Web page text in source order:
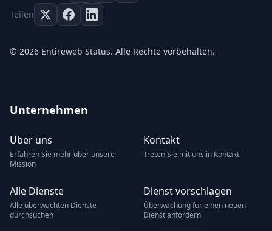
Teilen
© 2026 Entireweb Status. Alle Rechte vorbehalten.
Unternehmen
Über uns
Erfahren Sie mehr über unsere
Mission
Kontakt
Treten Sie mit uns in Kontakt
Alle Dienste
Alle überwachten Dienste
durchsuchen
Dienst vorschlagen
Überwachung für einen neuen
Dienst anfordern